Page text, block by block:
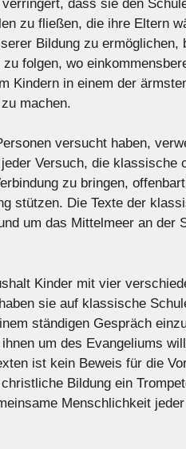
dass sie den
zu fließen, die ihre Eltern
Bildung zu
folgen, wo
Kindern in einem der
machen.
versucht haben,
Versuch, die klassische
zu bringen,
stützen. Die Texte der
um das Mittelmeer an der
Kinder mit vier
sie auf klassische
ständigen Gespräch
um des Evangeliums
ist kein Beweis für die
Bildung ein
Menschlichkeit